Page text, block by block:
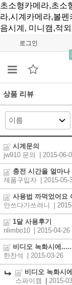
초소형카메라,초소
라,시계카메라,볼
음시계, 미니캠,적
로그인
상품 리뷰
시계문의
jw910 문의
| 2015-06-
충전 시간을 얼마나
제품구입자
| 2015-05-
사용법 까먹었어요
안쓰다가쓰려니
|
1달 사용후기
nlimbo10
| 2015-04-26
비디오 녹화시에.....
한찬석
| 2015-03-26
비디오 녹화시
스파이캠
2015-